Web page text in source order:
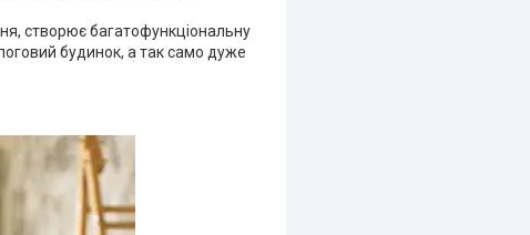
створює багатофункціональну
будинок, а так само дуже